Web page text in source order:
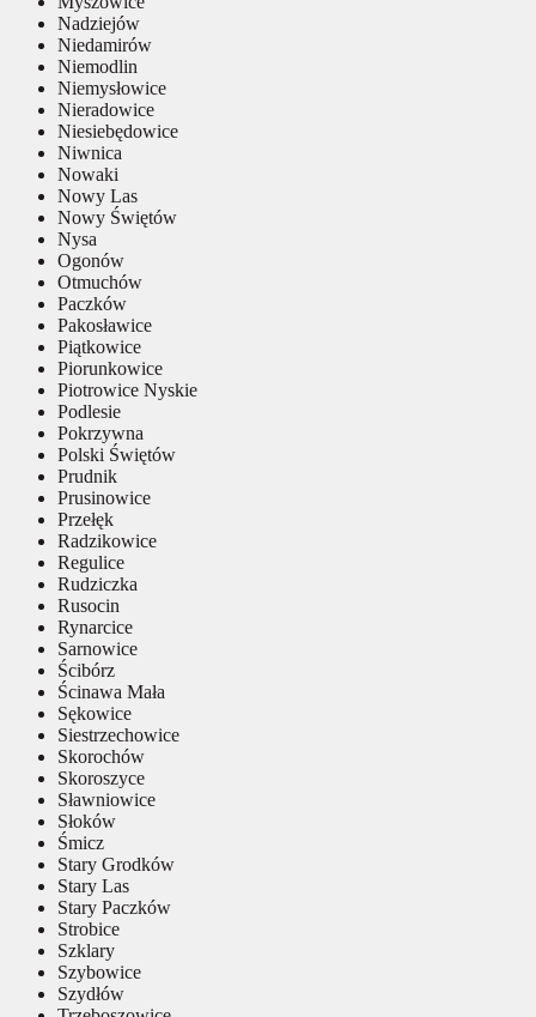
Nadziejów
Niedamirów
Niemodlin
Niemysłowice
Nieradowice
Niesiebędowice
Niwnica
Nowaki
Nowy Las
Nowy Świętów
Nysa
Ogonów
Otmuchów
Paczków
Pakosławice
Piątkowice
Piorunkowice
Piotrowice Nyskie
Podlesie
Pokrzywna
Polski Świętów
Prudnik
Prusinowice
Przełęk
Radzikowice
Regulice
Rudziczka
Rusocin
Rynarcice
Sarnowice
Ścibórz
Ścinawa Mała
Sękowice
Siestrzechowice
Skorochów
Skoroszyce
Sławniowice
Słoków
Śmicz
Stary Grodków
Stary Las
Stary Paczków
Strobice
Szklary
Szybowice
Szydłów